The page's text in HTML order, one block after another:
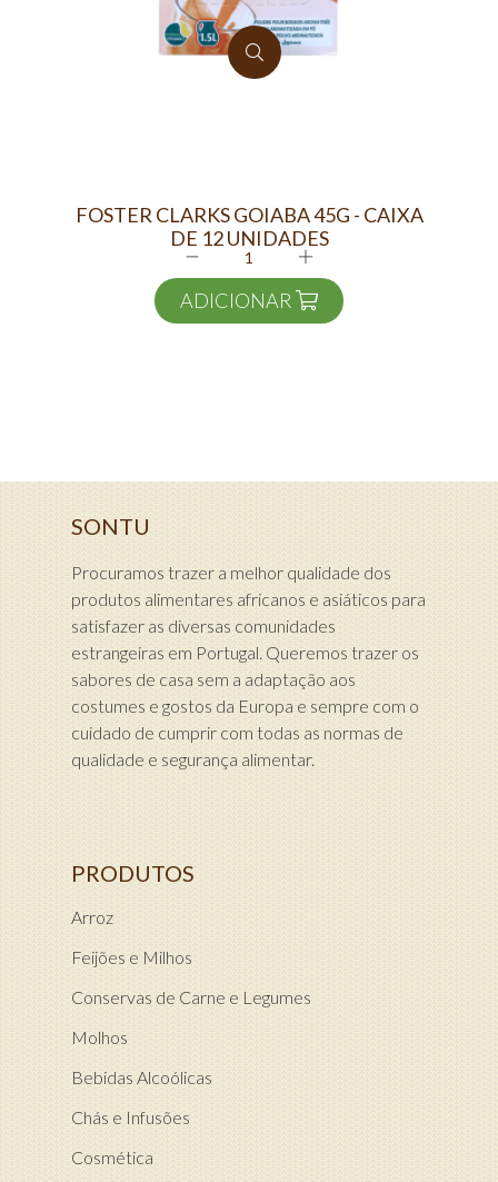
FOSTER CLARKS GOIABA 45G - CAIXA
DE 12 UNIDADES
ADICIONAR
SONTU
Procuramos trazer a melhor qualidade dos
produtos alimentares africanos e asiáticos para
satisfazer as diversas comunidades
estrangeiras em Portugal. Queremos trazer os
sabores de casa sem a adaptação aos
costumes e gostos da Europa e sempre com o
cuidado de cumprir com todas as normas de
qualidade e segurança alimentar.
PRODUTOS
Arroz
Feijões e Milhos
Conservas de Carne e Legumes
Molhos
Bebidas Alcoólicas
Chás e Infusões
Cosmética